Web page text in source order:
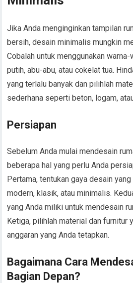
Jika Anda menginginkan tampilan
bersih, desain minimalis mungkin
Cobalah untuk menggunakan
putih, abu-abu, atau cokelat tua.
yang terlalu banyak dan pilihlah
sederhana seperti beton, logam,
Persiapan
Sebelum Anda mulai mendesain
beberapa hal yang perlu Anda
Pertama, tentukan gaya desain
modern, klasik, atau minimalis.
yang Anda miliki untuk mendesain
Ketiga, pilihlah material dan furnitur
anggaran yang Anda tetapkan.
Bagaimana Cara
Bagian Depan?